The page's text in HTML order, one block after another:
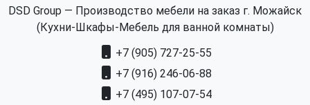
DSD Group — Производство мебели на заказ г. Можайск
(Кухни-Шкафы-Мебель для ванной комнаты)
+7 (905) 727-25-55
+7 (916) 246-06-88
+7 (495) 107-07-54